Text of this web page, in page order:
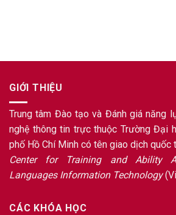
GIỚI THIỆU
Trung tâm Đào tạo và Đánh giá năng
nghệ thông tin trực thuộc Trường Đại
phố Hồ Chí Minh có tên giao dịch quốc
Center for Training and Ability
Languages Information Technology
CÁC KHÓA HỌC